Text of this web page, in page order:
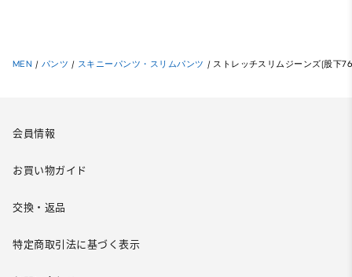
MEN / パンツ / スキニーパンツ・スリムパンツ / ストレッチスリムジーンズ(股下
会員情報
お買い物ガイド
交換・返品
特定商取引法に基づく表示